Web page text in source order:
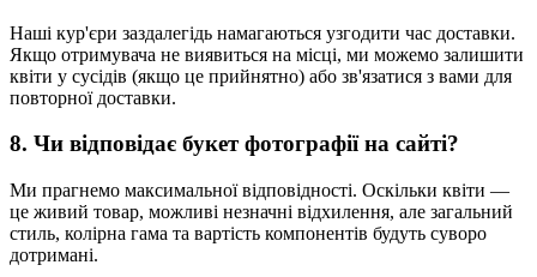
Наші кур'єри заздалегідь намагаються узгодити час доставки.
Якщо отримувача не виявиться на місці, ми можемо залишити
квіти у сусідів (якщо це прийнятно) або зв'язатися з вами для
повторної доставки.
8. Чи відповідає букет фотографії на сайті?
Ми прагнемо максимальної відповідності. Оскільки квіти —
це живий товар, можливі незначні відхилення, але загальний
стиль, колірна гама та вартість компонентів будуть суворо
дотримані.